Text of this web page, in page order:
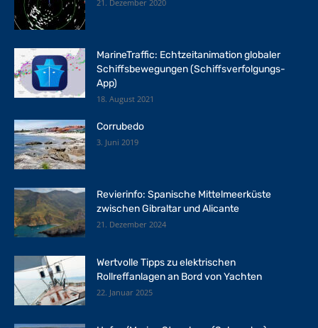
21. Dezember 2020
MarineTraffic: Echtzeitanimation globaler
Schiffsbewegungen (Schiffsverfolgungs-
App)
18. August 2021
Corrubedo
3. Juni 2019
Revierinfo: Spanische Mittelmeerküste
zwischen Gibraltar und Alicante
21. Dezember 2024
Wertvolle Tipps zu elektrischen
Rollreffanlagen an Bord von Yachten
22. Januar 2025